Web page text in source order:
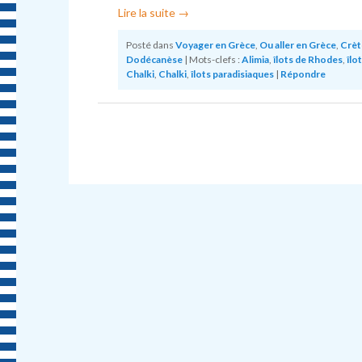
Lire la suite →
Posté dans Voyager en Grèce, Ou aller en Grèce,
Dodécanèse | Mots-clefs : Alimia, îlots de Rhodes,
Chalki, Chalki, îlots paradisiaques | Répondre